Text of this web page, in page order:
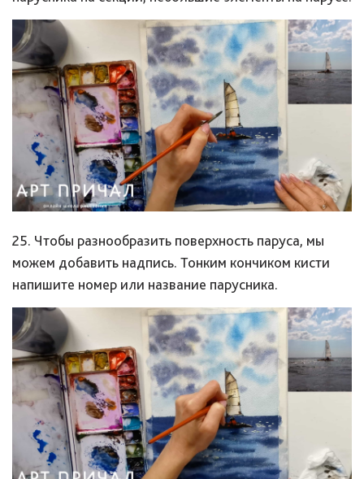
25. Чтобы разнообразить поверхность паруса, мы
можем добавить надпись. Тонким кончиком кисти
напишите номер или название парусника.